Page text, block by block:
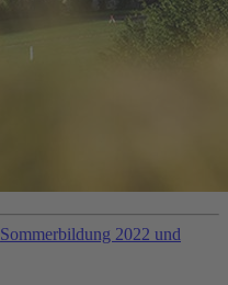
Sommerbildung 2022 und